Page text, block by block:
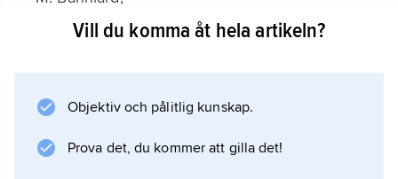
Du latin aux langues romanes
Vill du komma åt hela artikeln?
Objektiv och pålitlig kunskap.
Prova det, du kommer att gilla det!